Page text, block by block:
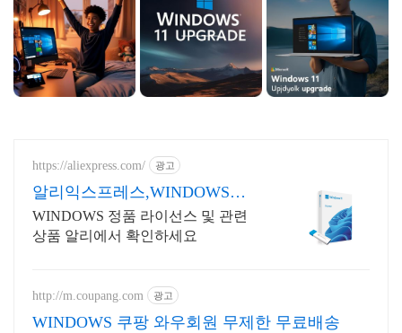
https://aliexpress.com/ 광고
알리익스프레스,WINDOWS
Windows 알리에서!
WINDOWS 정품 라이선스 및 관련
상품 알리에서 확인하세요
http://m.coupang.com 광고
WINDOWS 쿠팡 와우회원 무제한 무료배송